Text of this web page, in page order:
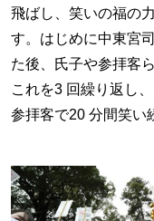
飛ばし、笑いの福の
す。はじめに中東宮
た後、氏子や参拝客
これを3 回繰り返し
参拝客で20 分間笑い